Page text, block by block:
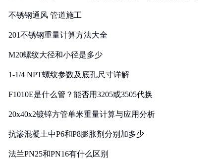
不锈钢通风 管道施工
201不锈钢重量计算方法大全
M20螺纹大径和小径是多少
1-1/4 NPT螺纹参数及底孔尺寸详解
F1010E是什么管？能否用3205或3505代换
20x40x2镀锌方管单米重量计算与应用分析
抗渗混凝土中P6和P8膨胀剂分别加多少
法兰PN25和PN16有什么区别